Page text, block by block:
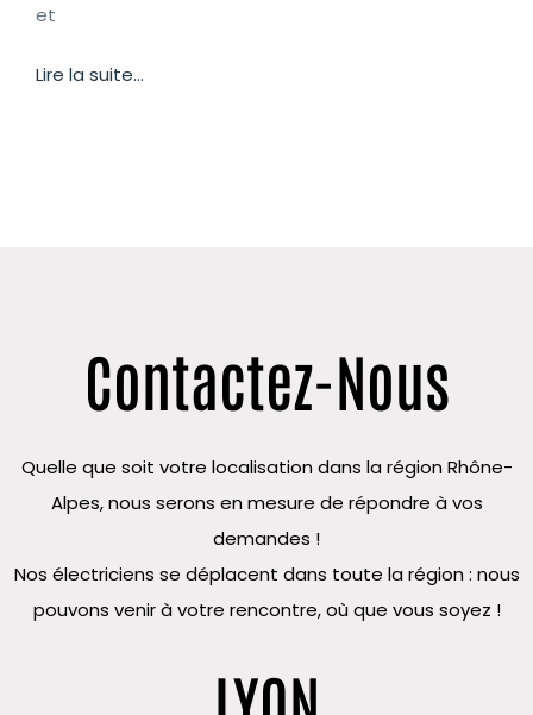
et
Lire la suite...
Contactez-Nous
Quelle que soit votre localisation dans la région Rhône-
Alpes, nous serons en mesure de répondre à vos
demandes !
Nos électriciens se déplacent dans toute la région : nous
pouvons venir à votre rencontre, où que vous soyez !